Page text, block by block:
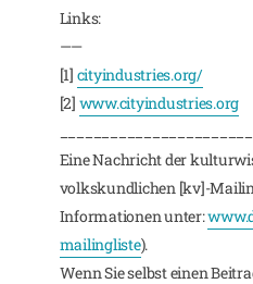
Links:
——
[1] cityindustries.org/
[2] www.cityindustries.org
Eine Nachricht der
volkskundlichen [kv]-
Informationen unter:
mailingliste).
Wenn Sie selbst einen